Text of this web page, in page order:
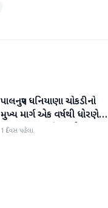
બનાસકાંઠા
પાલનપુર ધનિયાણા ચોકડીનો
મુખ્ય માર્ગ એક વર્ષથી ધોરણે:
ગટરલાઇન પછી રસ્તો ન
1 દિવસ પહેલા